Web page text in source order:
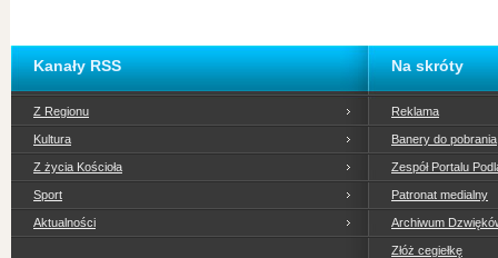
Kanały RSS
Z Regionu
Kultura
Z życia Kościoła
Sport
Aktualności
Na skróty
Reklama
Banery do pobrania
Zespół Portalu
Patronat medialny
Archiwum
Złóż cegiełkę